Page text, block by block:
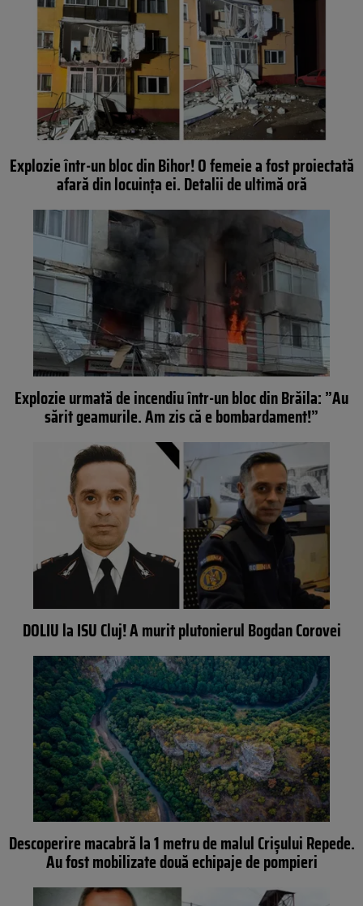
Explozie într-un bloc din Bihor! O femeie a fost proiectată
afară din locuința ei. Detalii de ultimă oră
Explozie urmată de incendiu într-un bloc din Brăila: ”Au
sărit geamurile. Am zis că e bombardament!”
DOLIU la ISU Cluj! A murit plutonierul Bogdan Corovei
Descoperire macabră la 1 metru de malul Crişului Repede.
Au fost mobilizate două echipaje de pompieri